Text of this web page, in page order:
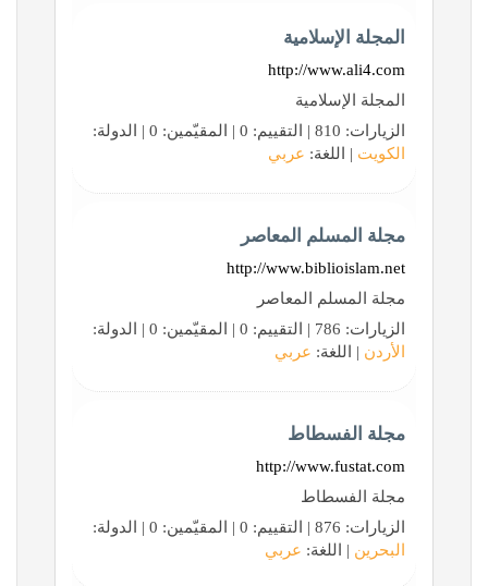
المجلة الإسلامية
http://www.ali4.com
المجلة الإسلامية
الزيارات: 810 | التقييم: 0 | المقيّمين: 0 | الدولة:
الكويت | اللغة: عربي
مجلة المسلم المعاصر
http://www.biblioislam.net
مجلة المسلم المعاصر
الزيارات: 786 | التقييم: 0 | المقيّمين: 0 | الدولة:
الأردن | اللغة: عربي
مجلة الفسطاط
http://www.fustat.com
مجلة الفسطاط
الزيارات: 876 | التقييم: 0 | المقيّمين: 0 | الدولة:
البحرين | اللغة: عربي